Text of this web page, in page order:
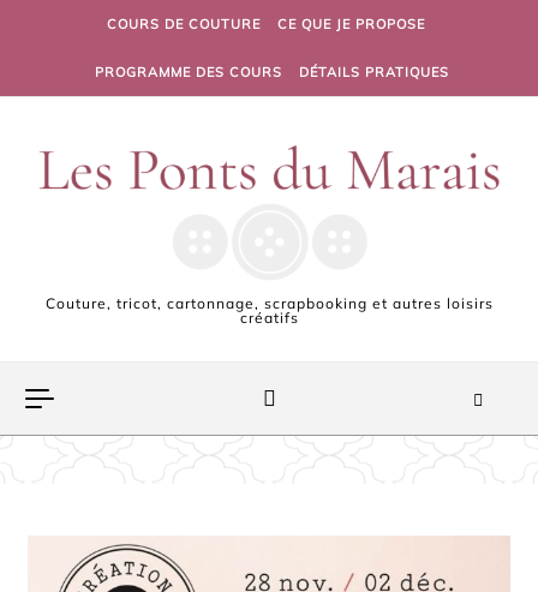
Skip to contentCOURS DE COUTURE CE QUE JE PROPOSE
PROGRAMME DES COURS DÉTAILS PRATIQUES
Couture, tricot, cartonnage, scrapbooking et autres loisirs
créatifs